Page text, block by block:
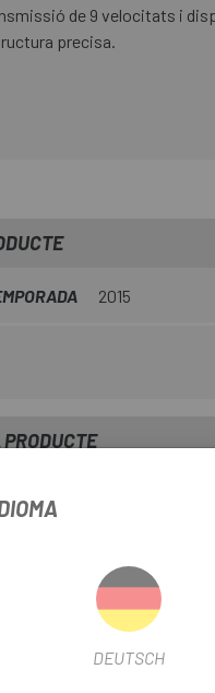
de 9 velocitats i
precisa.
2015
la tecnologia HG super
DEUTSCH